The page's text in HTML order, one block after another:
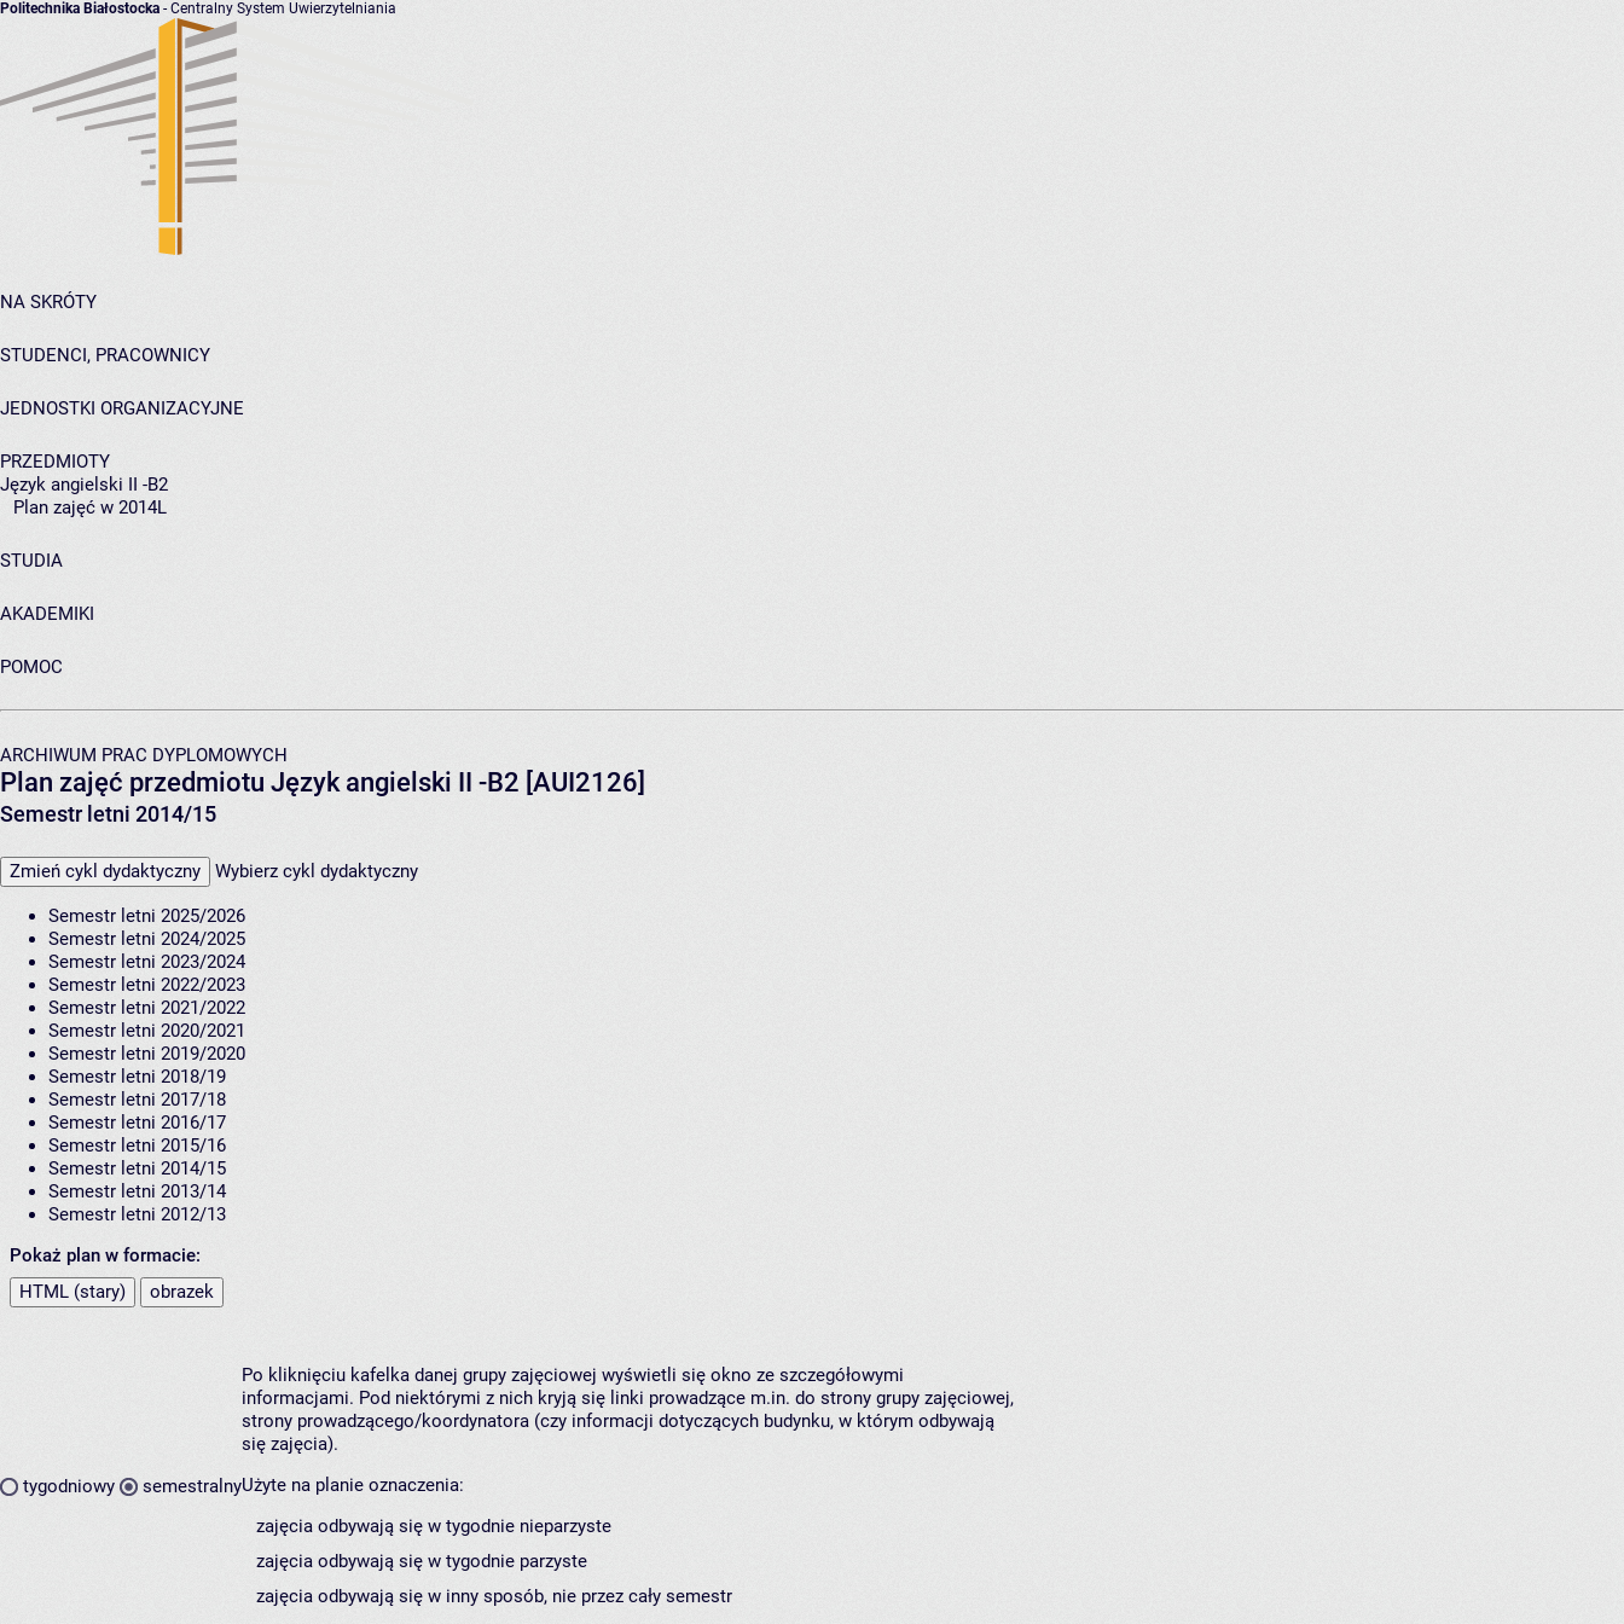
Politechnika Białostocka - Centralny System Uwierzytelniania
NA SKRÓTY
STUDENCI, PRACOWNICY
JEDNOSTKI ORGANIZACYJNE
PRZEDMIOTY
Język angielski II -B2
Plan zajęć w 2014L
STUDIA
AKADEMIKI
POMOC
ARCHIWUM PRAC DYPLOMOWYCH
Plan zajęć przedmiotu Język angielski II -B2 [AUI2126]
Semestr letni 2014/15
Zmień cykl dydaktyczny Wybierz cykl dydaktyczny
Semestr letni 2025/2026
Semestr letni 2024/2025
Semestr letni 2023/2024
Semestr letni 2022/2023
Semestr letni 2021/2022
Semestr letni 2020/2021
Semestr letni 2019/2020
Semestr letni 2018/19
Semestr letni 2017/18
Semestr letni 2016/17
Semestr letni 2015/16
Semestr letni 2014/15
Semestr letni 2013/14
Semestr letni 2012/13
Pokaż plan w formacie:
HTML (stary)
obrazek
tygodniowy semestralny
Po kliknięciu kafelka danej grupy zajęciowej wyświetli się okno ze szczegółowymi
informacjami. Pod niektórymi z nich kryją się linki prowadzące m.in. do strony grupy zajęciowej,
strony prowadzącego/koordynatora (czy informacji dotyczących budynku, w którym odbywają
się zajęcia).
Użyte na planie oznaczenia:
zajęcia odbywają się w tygodnie nieparzyste
zajęcia odbywają się w tygodnie parzyste
zajęcia odbywają się w inny sposób, nie przez cały semestr